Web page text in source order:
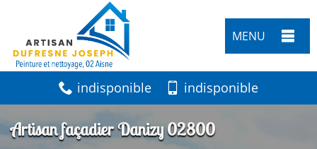
MENU
indisponible indisponible
Artisan façadier Danizy 02800